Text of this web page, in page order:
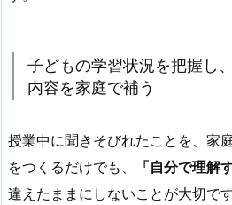
子どもの学習状況を把握し
内容を家庭で補う
授業中に聞きそびれたことを、家
をつくるだけでも、
「自分で理解
違えたままにしないことが大切です